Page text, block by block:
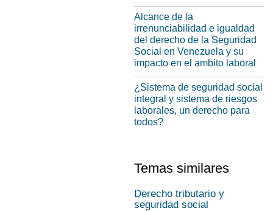
Alcance de la
irrenunciabilidad e igualdad
del derecho de la Seguridad
Social en Venezuela y su
impacto en el ambito laboral
¿Sistema de seguridad social
integral y sistema de riesgos
laborales, un derecho para
todos?
Temas similares
Derecho tributario y
seguridad social